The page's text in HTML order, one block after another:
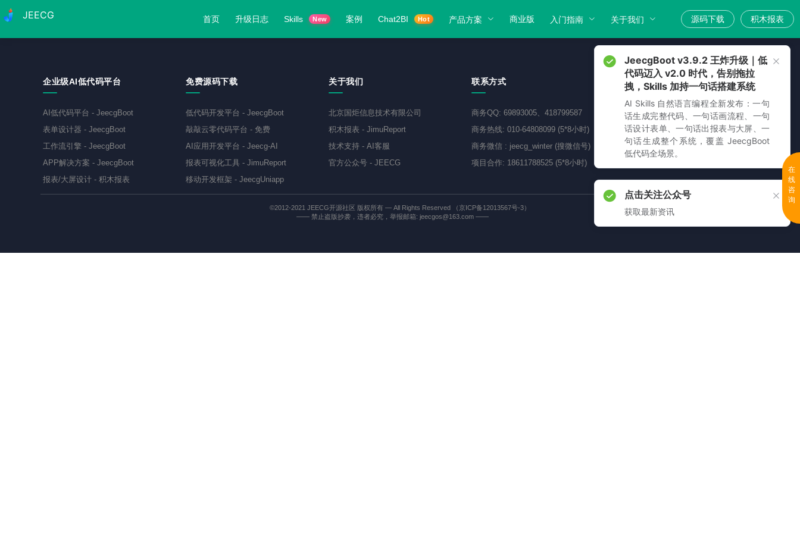
JEECG 首页 升级日志 Skills New 案例 Chat2BI Hot 产品方案 商业版 入门指南 关于我们 源码下载 积木报表
企业级AI低代码平台
AI低代码平台 - JeecgBoot
表单设计器 - JeecgBoot
工作流引擎 - JeecgBoot
APP解决方案 - JeecgBoot
报表/大屏设计 - 积木报表
免费源码下载
低代码开发平台 - JeecgBoot
敲敲云零代码平台 - 免费
AI应用开发平台 - Jeecg-AI
报表可视化工具 - JimuReport
移动开发框架 - JeecgUniapp
关于我们
北京国炬信息技术有限公司
积木报表 - JimuReport
技术支持 - AI客服
官方公众号 - JEECG
联系方式
商务QQ: 69893005、418799587
商务热线: 010-64808099 (5*8小时)
商务微信 : jeecg_winter (搜微信号)
项目合作: 18611788525 (5*8小时)
©2012-2021 JEECG开源社区 版权所有 — All Rights Reserved
（京ICP备12013567号-3）
—— 禁止盗版抄袭，违者必究，举报邮箱: jeecgos@163.com ——
在
线
咨
询
JeecgBoot v3.9.2 王炸升级｜低
代码迈入 v2.0 时代，告别拖拉
拽，Skills 加持一句话搭建系统
AI Skills 自然语言编程全新发布：一句
话生成完整代码、一句话画流程、一句
话设计表单、一句话出报表与大屏、一
句话生成整个系统，覆盖 JeecgBoot
低代码全场景。
点击关注公众号
获取最新资讯